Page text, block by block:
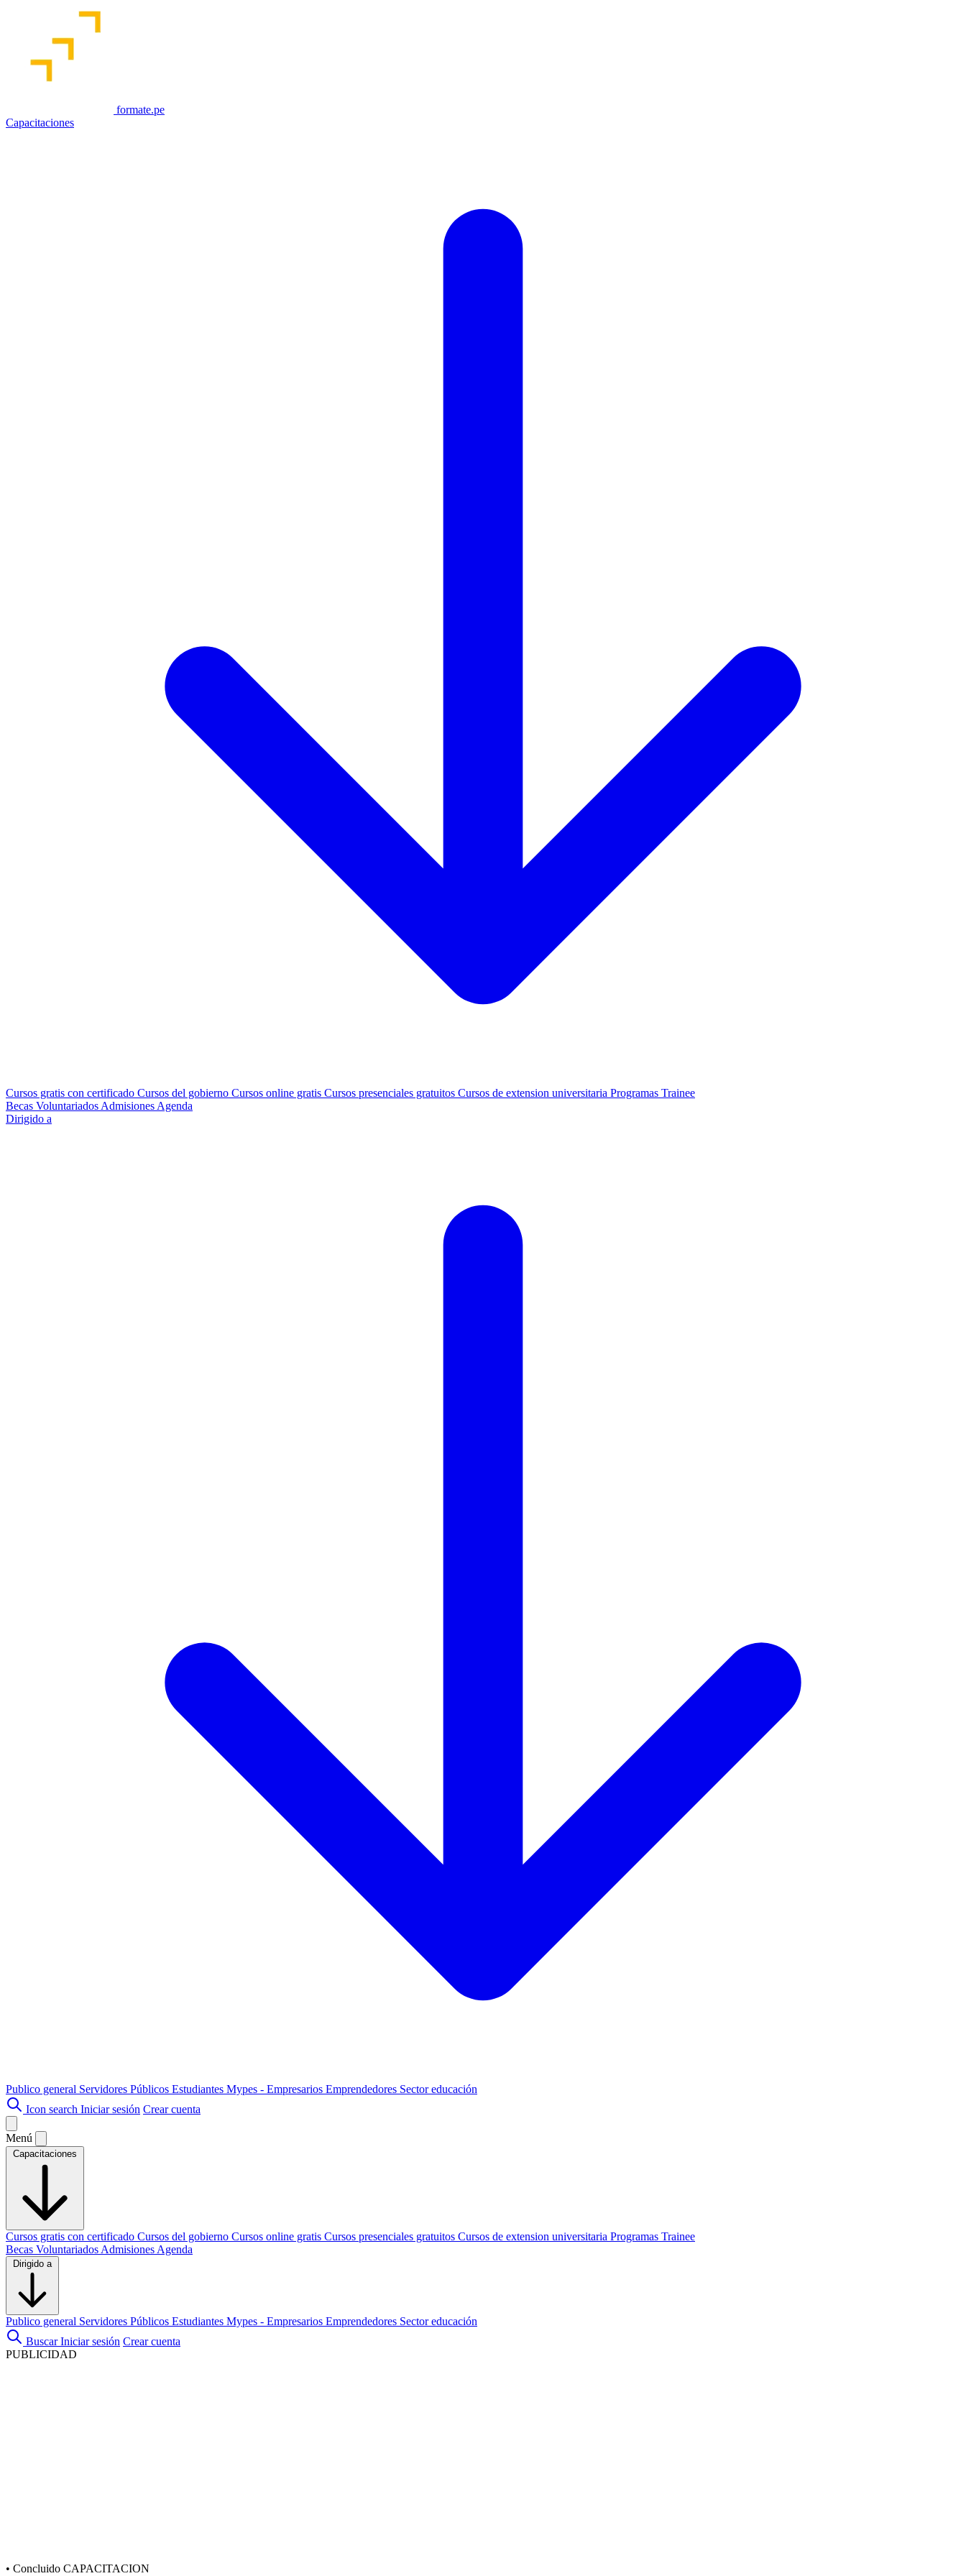
formate.pe
Capacitaciones
Cursos gratis con certificado Cursos del gobierno Cursos online gratis Cursos presenciales gratuitos Cursos de extension universitaria Programas Trainee
Becas Voluntariados Admisiones Agenda
Dirigido a
Publico general Servidores Públicos Estudiantes Mypes - Empresarios Emprendedores Sector educación
Icon search Iniciar sesión Crear cuenta
Menú
Capacitaciones
Cursos gratis con certificado Cursos del gobierno Cursos online gratis Cursos presenciales gratuitos Cursos de extension universitaria Programas Trainee
Becas Voluntariados Admisiones Agenda
Dirigido a
Publico general Servidores Públicos Estudiantes Mypes - Empresarios Emprendedores Sector educación
Buscar Iniciar sesión Crear cuenta
PUBLICIDAD
• Concluido CAPACITACION